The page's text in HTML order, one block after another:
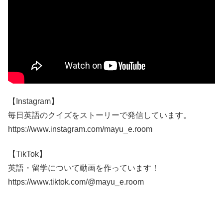
【Instagram】
毎日英語のクイズをストーリーで発信しています。
https://www.instagram.com/mayu_e.room
【TikTok】
英語・留学について動画を作っています！
https://www.tiktok.com/@mayu_e.room